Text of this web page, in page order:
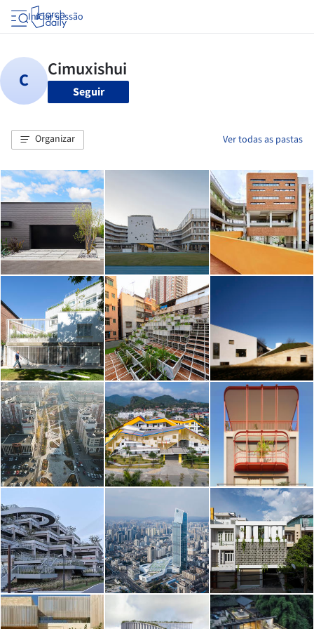
Iniciar sessão
Seguir
Organizar Ver todas as pastas